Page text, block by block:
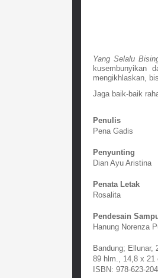
Yang Selalu
kusembunyikan
mengikhlaskan,
Jaga baik-baik
Penulis
Pena Gadis
Penyunting
Dian Ayu Aristina
Penata Letak
Rosalita
Pendesain
Hanung Norenza
Bandung; Ellunar,
89 hlm., 14,8 x 21
ISBN: 978-623-